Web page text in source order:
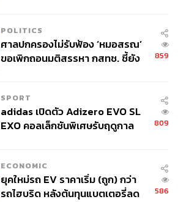
POLITICS
ศาลปกครองไม่รับฟ้อง ‘หมอสรณ’
ขอเพิกถอนมติสรรหา กสทช. ชี้ยัง
859
SPORT
adidas เปิดตัว Adizero EVO SL
EXO คอลเล็กชันพิเศษรับฤดูกาล
809
ECONOMIC
ยุคใหม่รถ EV ราคาเริ่ม (ถูก) กว่า
รถไฮบริด หลังต้นทุนแบตเตอรี่ลด
586